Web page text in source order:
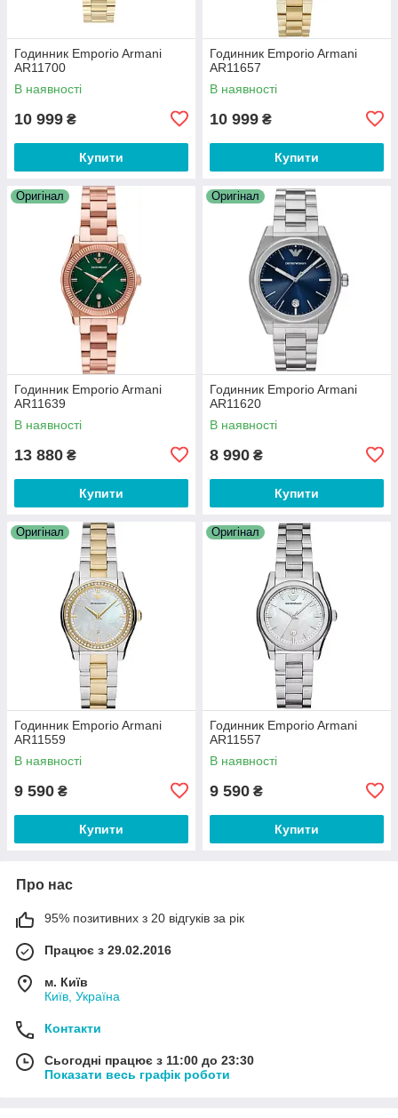
Годинник Emporio Armani
AR11700
В наявності
10 999 ₴
Купити
Годинник Emporio Armani
AR11657
В наявності
10 999 ₴
Купити
Оригінал
Годинник Emporio Armani
AR11639
В наявності
13 880 ₴
Купити
Оригінал
Годинник Emporio Armani
AR11620
В наявності
8 990 ₴
Купити
Оригінал
Годинник Emporio Armani
AR11559
В наявності
9 590 ₴
Купити
Оригінал
Годинник Emporio Armani
AR11557
В наявності
9 590 ₴
Купити
Про нас
95% позитивних з 20 відгуків за рік
Працює з 29.02.2016
м. Київ
Київ, Україна
Контакти
Сьогодні працює з 11:00 до 23:30
Показати весь графік роботи